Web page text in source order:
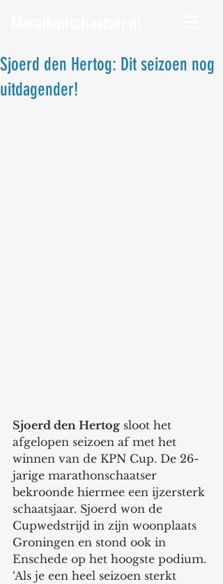
Sjoerd den Hertog: Dit seizoen nog
uitdagender!
Sjoerd den Hertog sloot het
afgelopen seizoen af met het
winnen van de KPN Cup. De 26-
jarige marathonschaatser
bekroonde hiermee een ijzersterk
schaatsjaar. Sjoerd won de
Cupwedstrijd in zijn woonplaats
Groningen en stond ook in
Enschede op het hoogste podium.
‘Als je een heel seizoen sterkt